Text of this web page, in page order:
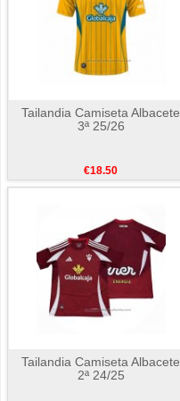
Tailandia Camiseta Albacete
3ª 25/26
€18.50
Tailandia Camiseta Albacete
2ª 24/25